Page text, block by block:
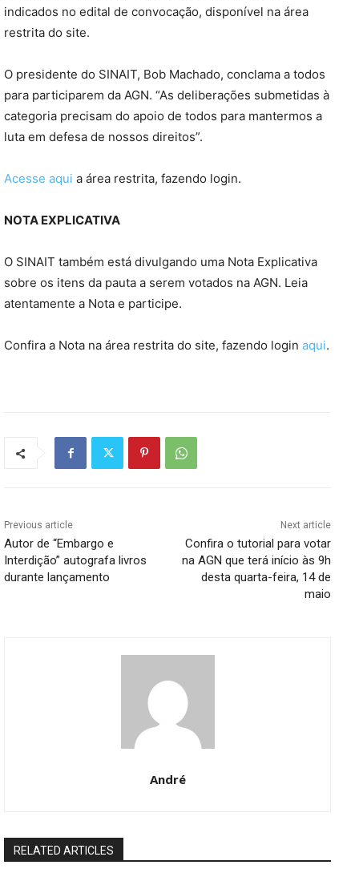
indicados no edital de convocação, disponível na área
restrita do site.
O presidente do SINAIT, Bob Machado, conclama a todos
para participarem da AGN. “As deliberações submetidas à
categoria precisam do apoio de todos para mantermos a
luta em defesa de nossos direitos”.
Acesse aqui a área restrita, fazendo login.
NOTA EXPLICATIVA
O SINAIT também está divulgando uma Nota Explicativa
sobre os itens da pauta a serem votados na AGN. Leia
atentamente a Nota e participe.
Confira a Nota na área restrita do site, fazendo login aqui.
Previous article
Autor de “Embargo e
Interdição” autografa livros
durante lançamento
Next article
Confira o tutorial para votar
na AGN que terá início às 9h
desta quarta-feira, 14 de
maio
André
RELATED ARTICLES